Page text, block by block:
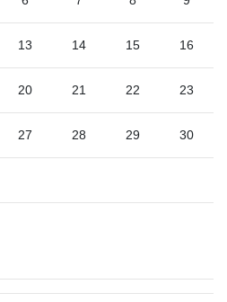
13 14 15 16
20 21 22 23
27 28 29 30